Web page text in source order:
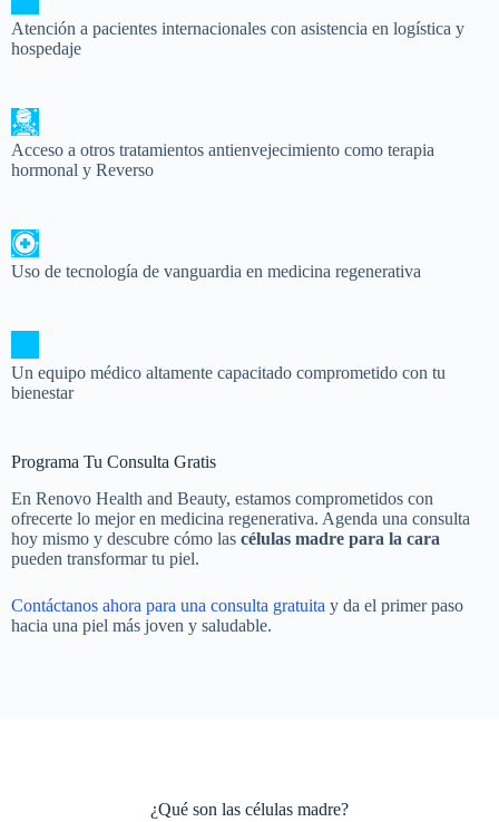
Atención a pacientes internacionales con asistencia en logística y
hospedaje
Acceso a otros tratamientos antienvejecimiento como terapia
hormonal y Reverso
Uso de tecnología de vanguardia en medicina regenerativa
Un equipo médico altamente capacitado comprometido con tu
bienestar
Programa Tu Consulta Gratis
En Renovo Health and Beauty, estamos comprometidos con
ofrecerte lo mejor en medicina regenerativa. Agenda una consulta
hoy mismo y descubre cómo las células madre para la cara
pueden transformar tu piel.
Contáctanos ahora para una consulta gratuita y da el primer paso
hacia una piel más joven y saludable.
¿Qué son las células madre?